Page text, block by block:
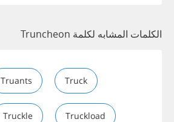
الكلمات المشابه لكلمة Truncheon
Truants Truck
Truckle Truckload